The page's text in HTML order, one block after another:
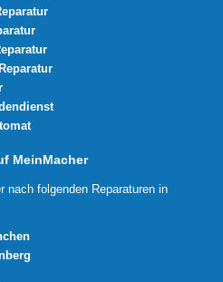
MeinMacher
nach folgenden Reparaturen in